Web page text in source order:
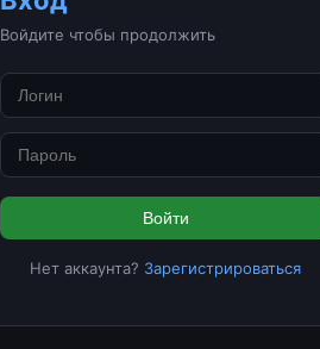
Войдите чтобы продолжить
Войти
Нет аккаунта? Зарегистрироваться